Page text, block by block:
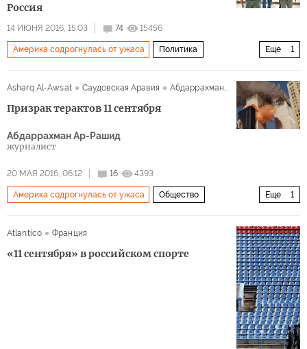
Россия
14 ИЮНЯ 2016, 15:03 74 15456
Еще 1
Америка содрогнулась от ужаса Политика
Asharq Al-Awsat
Саудовская Аравия Абдаррахман Ар-Рашид
Призрак терактов 11 сентября
Абдаррахман Ар-Рашид
журналист
20 МАЯ 2016, 06:12 16 4393
Еще 1
Америка содрогнулась от ужаса Общество
Atlantico
Франция
«11 сентября» в российском спорте